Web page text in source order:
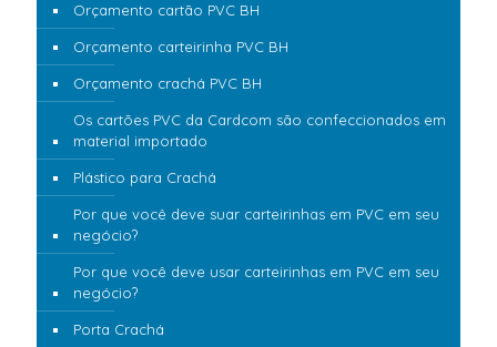
Orçamento cartão PVC BH
Orçamento carteirinha PVC BH
Orçamento crachá PVC BH
Os cartões PVC da Cardcom são confeccionados em
material importado
Plástico para Crachá
Por que você deve suar carteirinhas em PVC em seu
negócio?
Por que você deve usar carteirinhas em PVC em seu
negócio?
Porta Crachá